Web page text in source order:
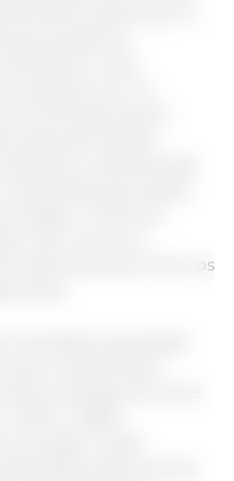
superiores. O
na
e uma
mudança ocorre
para quem
para até 1,6g de
a manutenção
estimativa de queda
a -10,1% em
Isso coloca os
animal como os
prazo.
sua posição
que o Brasil deve
produção de carne
a +3,8%)
ração e pela
para carnes.